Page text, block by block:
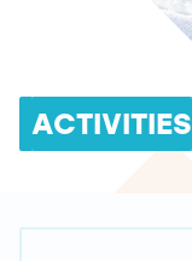
ACTIVITIES